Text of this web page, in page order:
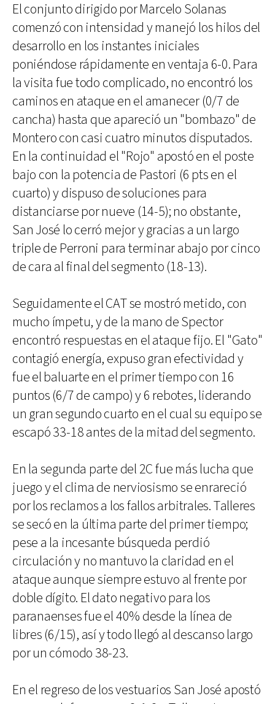
El conjunto dirigido por Marcelo Solanas
comenzó con intensidad y manejó los hilos del
desarrollo en los instantes iniciales
poniéndose rápidamente en ventaja 6-0. Para
la visita fue todo complicado, no encontró los
caminos en ataque en el amanecer (0/7 de
cancha) hasta que apareció un "bombazo" de
Montero con casi cuatro minutos disputados.
En la continuidad el "Rojo" apostó en el poste
bajo con la potencia de Pastori (6 pts en el
cuarto) y dispuso de soluciones para
distanciarse por nueve (14-5); no obstante,
San José lo cerró mejor y gracias a un largo
triple de Perroni para terminar abajo por cinco
de cara al final del segmento (18-13).
Seguidamente el CAT se mostró metido, con
mucho ímpetu, y de la mano de Spector
encontró respuestas en el ataque fijo. El "Gato"
contagió energía, expuso gran efectividad y
fue el baluarte en el primer tiempo con 16
puntos (6/7 de campo) y 6 rebotes, liderando
un gran segundo cuarto en el cual su equipo se
escapó 33-18 antes de la mitad del segmento.
En la segunda parte del 2C fue más lucha que
juego y el clima de nerviosismo se enrareció
por los reclamos a los fallos arbitrales. Talleres
se secó en la última parte del primer tiempo;
pese a la incesante búsqueda perdió
circulación y no mantuvo la claridad en el
ataque aunque siempre estuvo al frente por
doble dígito. El dato negativo para los
paranaenses fue el 40% desde la línea de
libres (6/15), así y todo llegó al descanso largo
por un cómodo 38-23.
En el regreso de los vestuarios San José apostó